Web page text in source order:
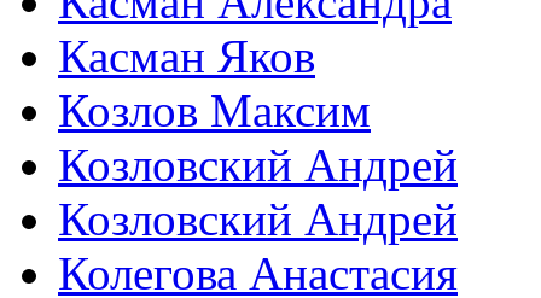
Касман Яков
Козлов Максим
Козловский Андрей
Козловский Андрей
Колегова Анастасия